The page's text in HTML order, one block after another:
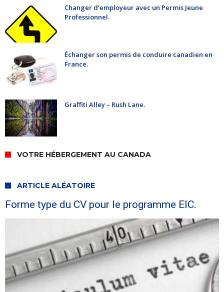
Changer d’employeur avec un Permis Jeune
Professionnel.
Échanger son permis de conduire canadien en
France.
Graffiti Alley – Rush Lane.
VOTRE HÉBERGEMENT AU CANADA
ARTICLE ALÉATOIRE
Forme type du CV pour le programme EIC.